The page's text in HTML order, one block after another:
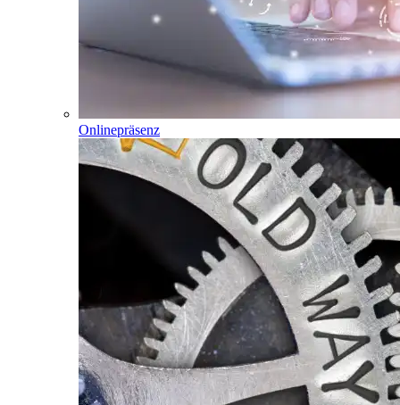
Onlinepräsenz